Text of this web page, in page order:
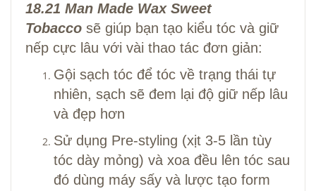
18.21 Man Made Wax Sweet
Tobacco sẽ giúp bạn tạo kiểu tóc và giữ
nếp cực lâu với vài thao tác đơn giản:
Gội sạch tóc để tóc về trạng thái tự
nhiên, sạch sẽ đem lại độ giữ nếp lâu
và đẹp hơn
Sử dụng Pre-styling (xịt 3-5 lần tùy
tóc dày mỏng) và xoa đều lên tóc sau
đó dùng máy sấy và lược tạo form